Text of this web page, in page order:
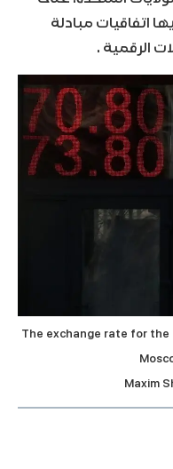
اتفاقيات مبادلة
The exchange rate for the
Maxim